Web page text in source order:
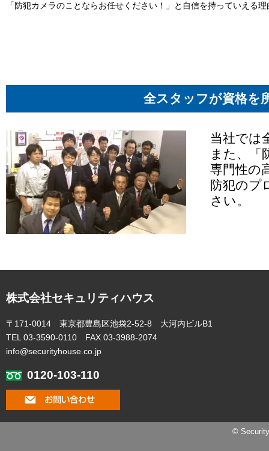
「防犯カメラのことならお任せください！」と自信を持っていえる
全スタッフが資格を
当社では
また、「
専門性の
防犯のプ
さい。
株式会社セキュリティハウス
〒171-0014 東京都豊島区池袋2-52-8 大河内ビルB1
TEL 03-3590-0110 FAX 03-3988-2074
info@securityhouse.co.jp
0120-103-110
©